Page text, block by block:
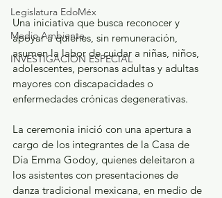
Legislatura EdoMéx
Medio Ambiente
INVESTIGACIÓN ESPECIAL
Una iniciativa que busca reconocer y
apoyar a quienes, sin remuneración,
asumen la labor de cuidar a niñas, niños,
adolescentes, personas adultas y adultas
mayores con discapacidades o
enfermedades crónicas degenerativas.
La ceremonia inició con una apertura a
cargo de los integrantes de la Casa de
Día Emma Godoy, quienes deleitaron a
los asistentes con presentaciones de
danza tradicional mexicana, en medio de